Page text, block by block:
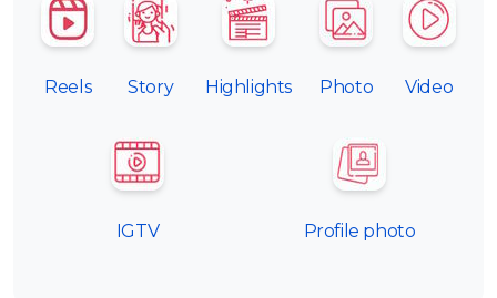
Reels Story Highlights Photo Video
IGTV Profile photo